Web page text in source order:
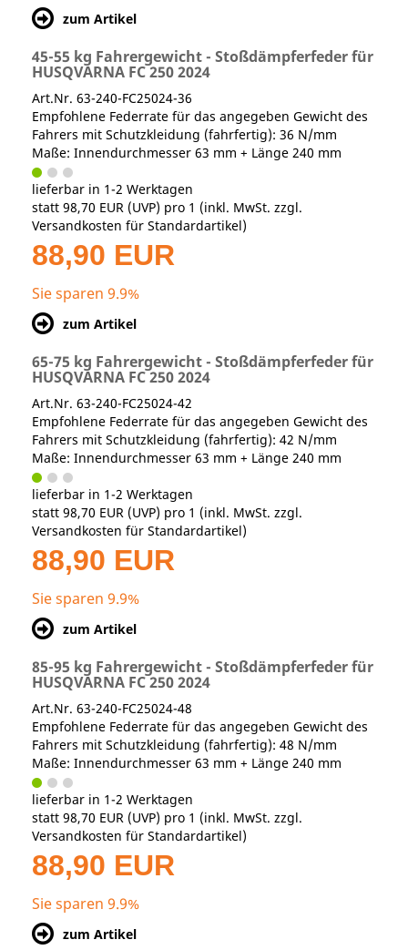
zum Artikel
45-55 kg Fahrergewicht - Stoßdämpferfeder für
HUSQVARNA FC 250 2024
Art.Nr. 63-240-FC25024-36
Empfohlene Federrate für das angegeben Gewicht des
Fahrers mit Schutzkleidung (fahrfertig): 36 N/mm
Maße: Innendurchmesser 63 mm + Länge 240 mm
lieferbar in 1-2 Werktagen
statt 98,70 EUR (UVP) pro 1 (inkl. MwSt. zzgl.
Versandkosten für Standardartikel)
88,90 EUR
Sie sparen 9.9%
zum Artikel
65-75 kg Fahrergewicht - Stoßdämpferfeder für
HUSQVARNA FC 250 2024
Art.Nr. 63-240-FC25024-42
Empfohlene Federrate für das angegeben Gewicht des
Fahrers mit Schutzkleidung (fahrfertig): 42 N/mm
Maße: Innendurchmesser 63 mm + Länge 240 mm
lieferbar in 1-2 Werktagen
statt 98,70 EUR (UVP) pro 1 (inkl. MwSt. zzgl.
Versandkosten für Standardartikel)
88,90 EUR
Sie sparen 9.9%
zum Artikel
85-95 kg Fahrergewicht - Stoßdämpferfeder für
HUSQVARNA FC 250 2024
Art.Nr. 63-240-FC25024-48
Empfohlene Federrate für das angegeben Gewicht des
Fahrers mit Schutzkleidung (fahrfertig): 48 N/mm
Maße: Innendurchmesser 63 mm + Länge 240 mm
lieferbar in 1-2 Werktagen
statt 98,70 EUR (UVP) pro 1 (inkl. MwSt. zzgl.
Versandkosten für Standardartikel)
88,90 EUR
Sie sparen 9.9%
zum Artikel